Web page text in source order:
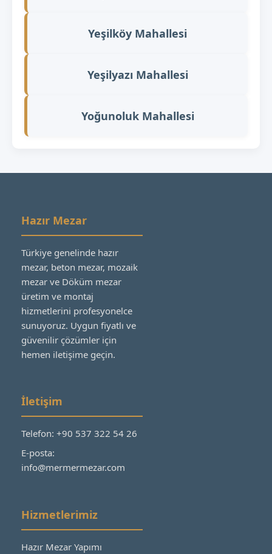
Yeşilköy Mahallesi
Yeşilyazı Mahallesi
Yoğunoluk Mahallesi
Hazır Mezar
Türkiye genelinde hazır
mezar, beton mezar, mozaik
mezar ve Döküm mezar
üretim ve montaj
hizmetlerini profesyonelce
sunuyoruz. Uygun fiyatlı ve
güvenilir çözümler için
hemen iletişime geçin.
İletişim
Telefon: +90 537 322 54 26
E-posta:
info@mermermezar.com
Hizmetlerimiz
Hazır Mezar Yapımı